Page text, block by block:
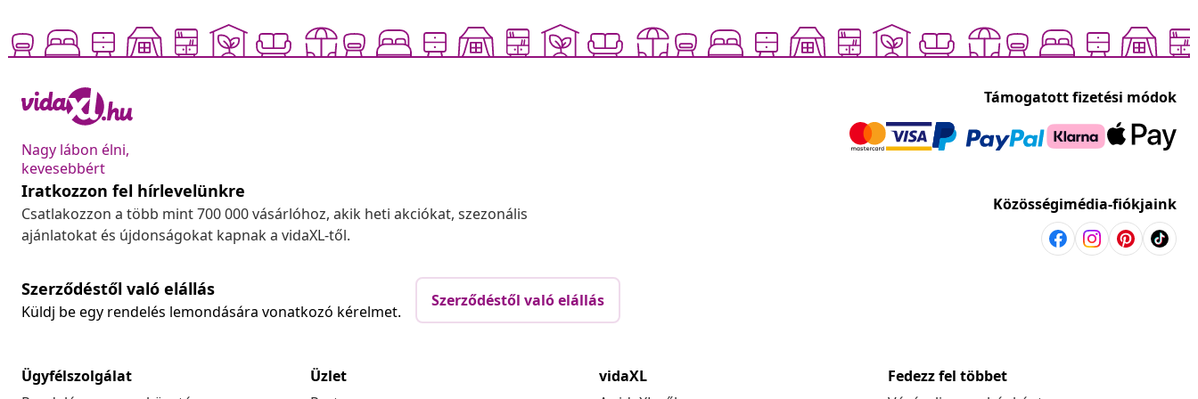
Nagy lábon élni,
kevesebbért
Támogatott fizetési módok
Iratkozzon fel hírlevelünkre
Csatlakozzon a több mint 700 000 vásárlóhoz, akik heti akciókat, szezonális
ajánlatokat és újdonságokat kapnak a vidaXL-től.
Közösségimédia-fiókjaink
Szerződéstől való elállás
Küldj be egy rendelés lemondására vonatkozó kérelmet.
Szerződéstől való elállás
Ügyfélszolgálat
Üzlet
vidaXL
Fedezz fel többet